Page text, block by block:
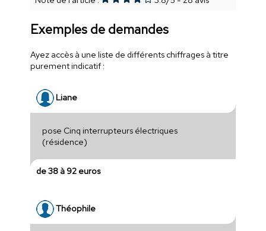
Exemples de demandes
Ayez accès à une liste de différents chiffrages à titre
purement indicatif :
Liane
pose Cinq interrupteurs électriques
(résidence)
de 38 à 92 euros
Théophile